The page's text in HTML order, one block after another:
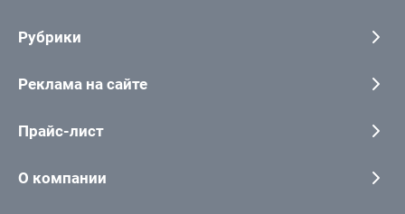
Рубрики
Реклама на сайте
Прайс-лист
О компании